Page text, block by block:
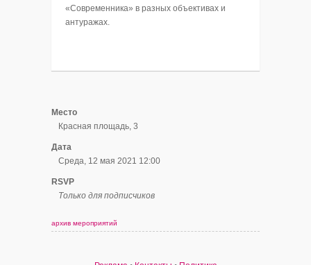
«Современника» в разных объективах и
антуражах.
Место
Красная площадь, 3
Дата
Среда, 12 мая 2021 12:00
RSVP
Только для подписчиков
архив мероприятий